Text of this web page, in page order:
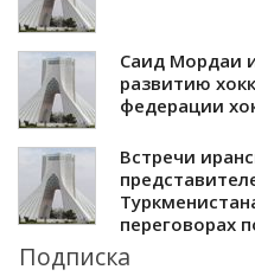
Саид Мордаи
развитию
федерации
Встречи
переговорах
Подписка